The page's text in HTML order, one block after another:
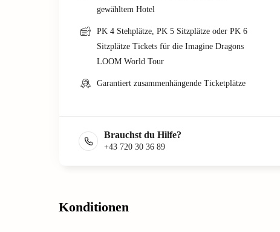
gewähltem Hotel
PK 4 Stehplätze, PK 5 Sitzplätze oder PK 6
Sitzplätze Tickets für die Imagine Dragons
LOOM World Tour
Garantiert zusammenhängende Ticketplätze
Brauchst du Hilfe?
+43 720 30 36 89
Konditionen